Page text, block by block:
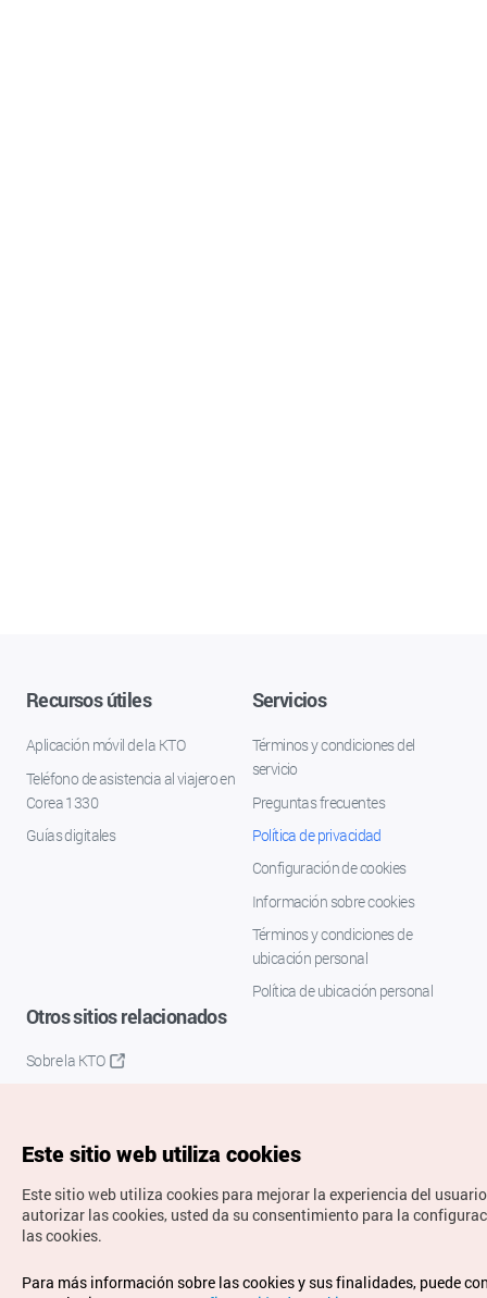
Recursos útiles
Aplicación móvil de la KTO
Teléfono de asistencia al viajero en
Corea 1330
Guías digitales
Servicios
Términos y condiciones del
servicio
Preguntas frecuentes
Política de privacidad
Configuración de cookies
Información sobre cookies
Términos y condiciones de
ubicación personal
Política de ubicación personal
Otros sitios relacionados
Sobre la KTO
Copyrights © Organización de Turismo de Corea. Todos los
Este sitio web utiliza cookies
Este sitio web utiliza cookies para mejorar la experiencia del
autorizar las cookies, usted da su consentimiento para la
las cookies.
Para más información sobre las cookies y sus finalidades, puede